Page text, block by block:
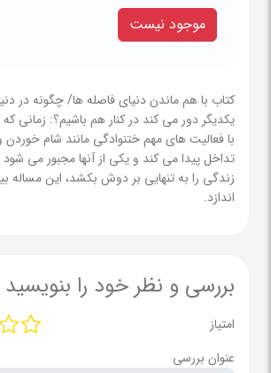
موجود نیست
کتاب با هم ماندن دنیای فاصله ها/ چگونه در
یکدیگر دور می کند در کنار هم باشیم؟: زمانی که
با فعالیت های مهم ختنوادگی مانند شام
تداخل پیدا می کند و یکی از آنها مجبور می
زندگی را به تنهایی بر دوش بکشد، این مساله
اندازد.
بررسی و نظر خود را بنویسید
امتیاز
عنوان بررسی